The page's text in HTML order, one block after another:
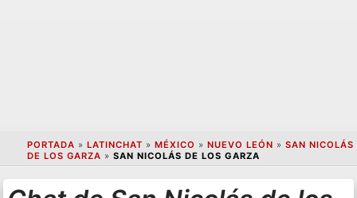
PORTADA » LATINCHAT » MÉXICO » NUEVO LEÓN » SAN NICOLÁS
DE LOS GARZA » SAN NICOLÁS DE LOS GARZA